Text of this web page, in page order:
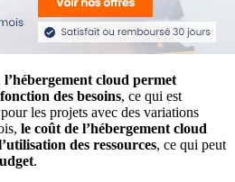
l’hébergement cloud permet
des besoins, ce qui est
les projets avec des variations
le coût de l’hébergement cloud
des ressources, ce qui peut
.